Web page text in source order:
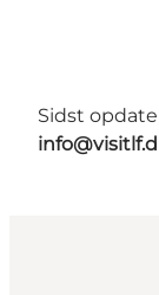
Sidst